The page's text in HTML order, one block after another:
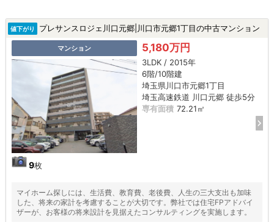
値下がり プレサンスロジェ川口元郷|川口市元郷1丁目の中古マンション
マンション
9枚
5,180万円
3LDK / 2015年
6階/10階建
埼玉県川口市元郷1丁目
埼玉高速鉄道 川口元郷 徒歩5分
専有面積 72.21㎡
マイホーム探しには、生活費、教育費、老後費、人生の三大支出も加味
した、将来の家計を考慮することが大切です。弊社では住宅FPアドバイ
ザーが、お客様の将来設計を見据えたコンサルティングを実施します。